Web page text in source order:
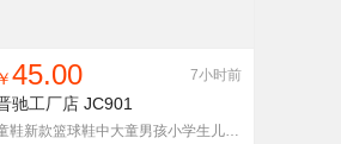
找同款 加入铺货单 收藏
￥45.00 7小时前
驰工厂店 JC901
童鞋新款篮球鞋中大童男孩小学生儿童春秋皮面运动鞋网鞋简约时尚